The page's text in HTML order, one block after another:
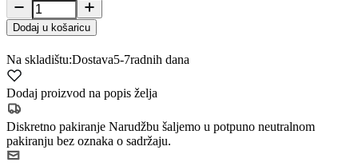
Dodaj u košaricu
Na skladištu:Dostava5-7radnih dana
Dodaj proizvod na popis želja
Diskretno pakiranje Narudžbu šaljemo u potpuno neutralnom
pakiranju bez oznaka o sadržaju.